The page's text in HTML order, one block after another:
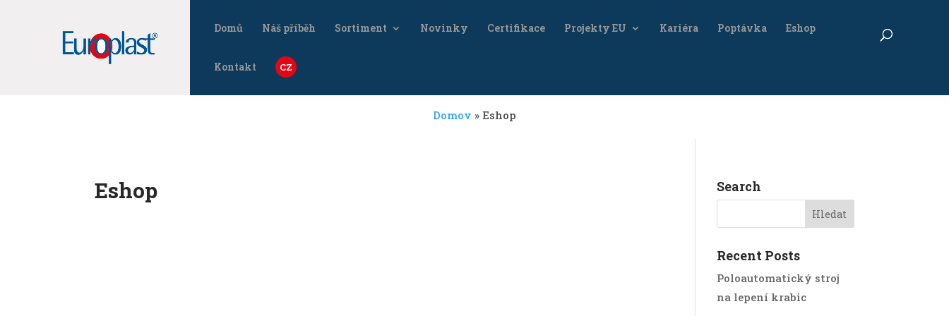
Domů Náš příběh Sortiment Novinky Certifikace Projekty EU Kariéra Poptávka Eshop
Kontakt
Domov » Eshop
Eshop Search
Recent Posts
Poloautomatický stroj
na lepení krabic